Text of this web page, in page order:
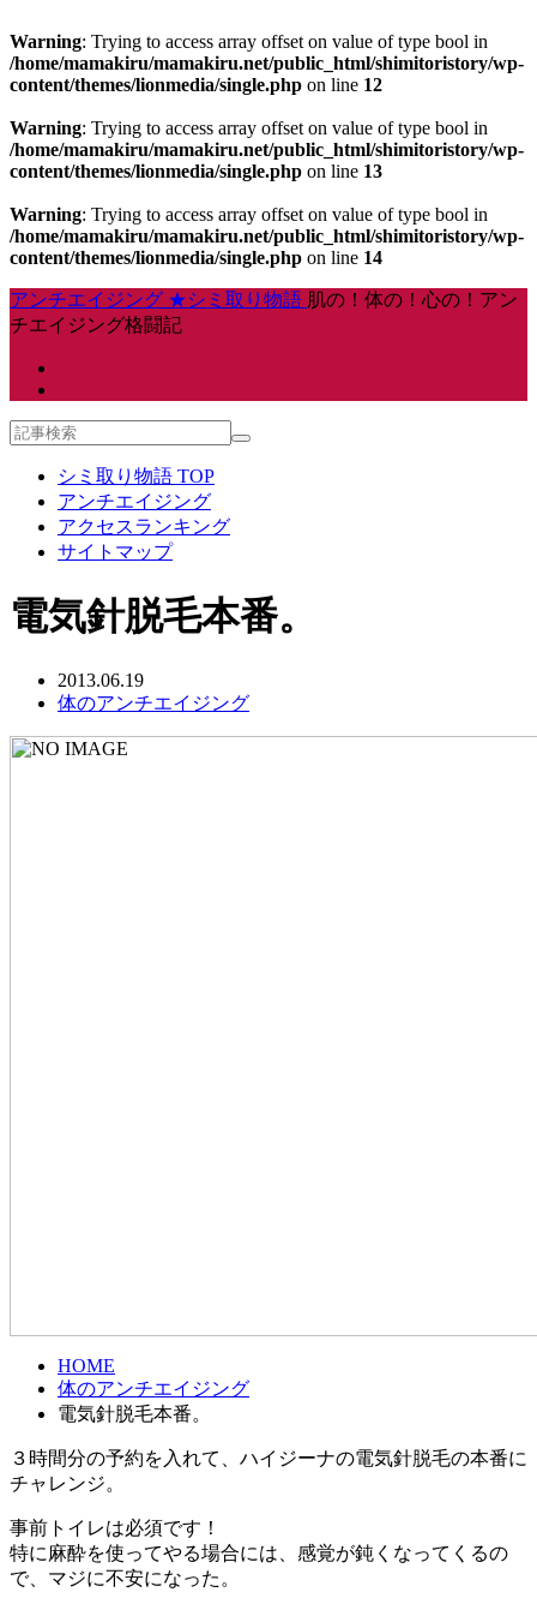
Warning: Trying to access array offset on value of type bool in
/home/mamakiru/mamakiru.net/public_html/shimitoristory/wp-
content/themes/lionmedia/single.php on line 12
Warning: Trying to access array offset on value of type bool in
/home/mamakiru/mamakiru.net/public_html/shimitoristory/wp-
content/themes/lionmedia/single.php on line 13
Warning: Trying to access array offset on value of type bool in
/home/mamakiru/mamakiru.net/public_html/shimitoristory/wp-
content/themes/lionmedia/single.php on line 14
アンチエイジング ★シミ取り物語 肌の！体の！心の！アン
チエイジング格闘記
シミ取り物語 TOP
アンチエイジング
アクセスランキング
サイトマップ
電気針脱毛本番。
2013.06.19
体のアンチエイジング
HOME
体のアンチエイジング
電気針脱毛本番。
３時間分の予約を入れて、ハイジーナの電気針脱毛の本番に
チャレンジ。
事前トイレは必須です！
特に麻酔を使ってやる場合には、感覚が鈍くなってくるの
で、マジに不安になった。